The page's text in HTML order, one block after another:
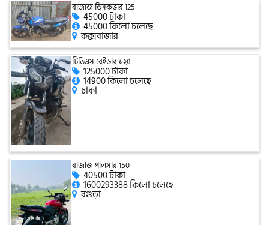
অ্যাটলাস জংশেন
পিএইচপি (PHP)
জিপিএক্স (GPX)
টারো
স্পীডার (Speeder)
বাজাজ ডিসকভার 125
45000 টাকা
45000 কিলো চলেছে
কক্সবাজার
টিভিএস রেইডার ১২৫
125000 টাকা
14900 কিলো চলেছে
ঢাকা
বাজাজ পালসার 150
40500 টাকা
1600293388 কিলো চলেছে
বগুড়া